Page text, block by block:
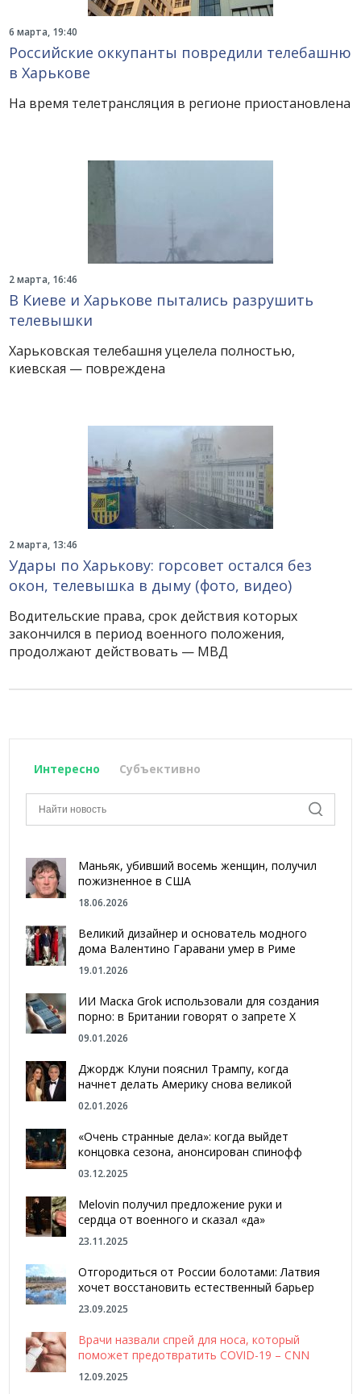
6 марта, 19:40
Российские оккупанты повредили телебашню
в Харькове
На время телетрансляция в регионе приостановлена
2 марта, 16:46
В Киеве и Харькове пытались разрушить
телевышки
Харьковская телебашня уцелела полностью,
киевская — повреждена
2 марта, 13:46
Удары по Харькову: горсовет остался без
окон, телевышка в дыму (фото, видео)
Водительские права, срок действия которых
закончился в период военного положения,
продолжают действовать — МВД
Интересно Субъективно
Маньяк, убивший восемь женщин, получил
пожизненное в США
18.06.2026
Великий дизайнер и основатель модного
дома Валентино Гаравани умер в Риме
19.01.2026
ИИ Маска Grok использовали для создания
порно: в Британии говорят о запрете Х
09.01.2026
Джордж Клуни пояснил Трампу, когда
начнет делать Америку снова великой
02.01.2026
«Очень странные дела»: когда выйдет
концовка сезона, анонсирован спинофф
03.12.2025
Melovin получил предложение руки и
сердца от военного и сказал «да»
23.11.2025
Отгородиться от России болотами: Латвия
хочет восстановить естественный барьер
23.09.2025
Врачи назвали спрей для носа, который
поможет предотвратить COVID-19 – CNN
12.09.2025